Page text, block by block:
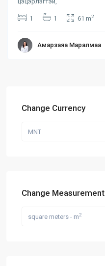
1 1 61 m2
Амарзаяа Маралмаа
Change Currency
MNT
Change Measurement
square meters - m2